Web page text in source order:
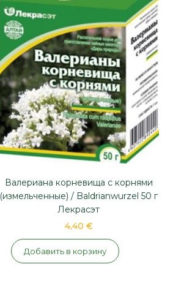
Валериана корневища с корнями
(измельченные) / Baldrianwurzel 50 г
Лекрасэт
4,40 €
Добавить в корзину